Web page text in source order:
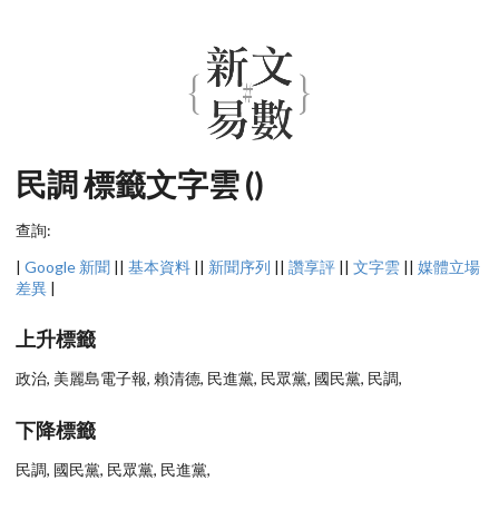
民調 標籤文字雲 ()
查詢:
| Google 新聞 || 基本資料 || 新聞序列 || 讚享評 || 文字雲 || 媒體立場
差異 |
上升標籤
政治, 美麗島電子報, 賴清德, 民進黨, 民眾黨, 國民黨, 民調,
下降標籤
民調, 國民黨, 民眾黨, 民進黨,